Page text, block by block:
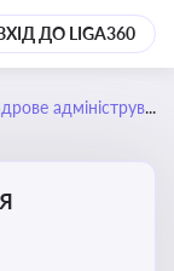
ДО LIGA360
адміністрування